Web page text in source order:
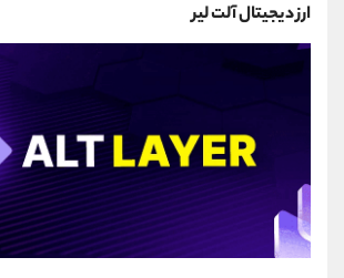
ارز دیجیتال آلت لیر